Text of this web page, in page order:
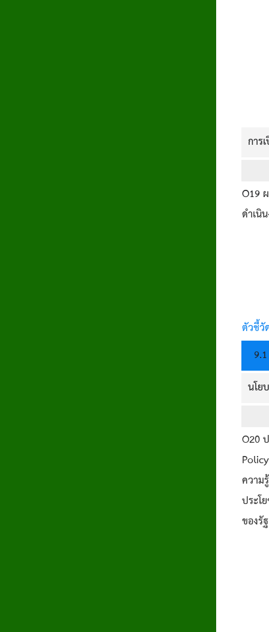
การ
O19
ดำเนิ
ตัวชี้
นโย
O20
ความ
ประโ
ของรัฐ